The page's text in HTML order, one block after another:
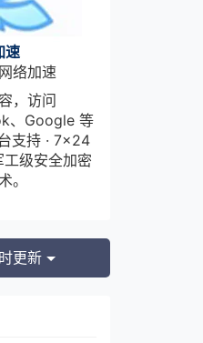
速
络加速
，访问
、Google 等
支持 · 7×24
工级安全加密
。
更新